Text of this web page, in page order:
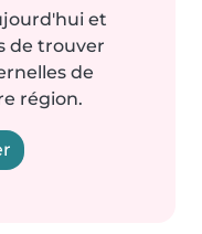
et
de trouver
de
région.